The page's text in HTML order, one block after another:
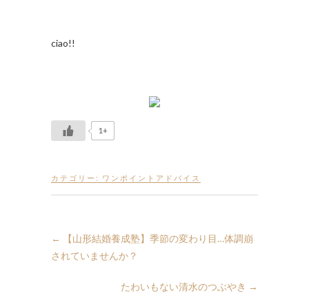
ciao!!
1+
カテゴリー: ワンポイントアドバイス
←
【山形結婚養成塾】季節の変わり目…体調崩
されていませんか？
たわいもない清水のつぶやき →